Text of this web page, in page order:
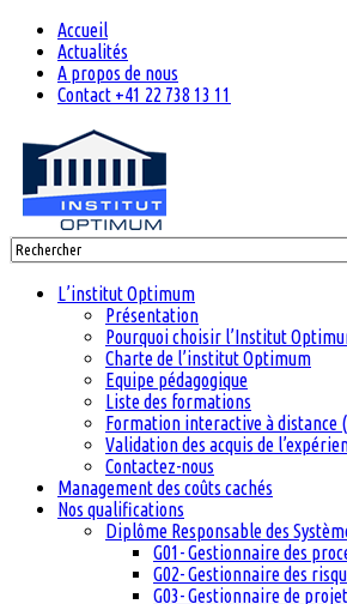
Accueil
Actualités
A propos de nous
Contact +41 22 738 13 11
L’institut Optimum
Présentation
Pourquoi choisir l’Institut
Charte de l’institut Optimum
Equipe pédagogique
Liste des formations
Formation interactive à distance
Validation des acquis de
Contactez-nous
Management des coûts cachés
Nos qualifications
Diplôme Responsable des
G01- Gestionnaire des
G02- Gestionnaire des
G03- Gestionnaire de